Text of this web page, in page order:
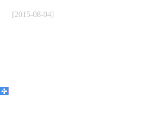
[2015-08-04]